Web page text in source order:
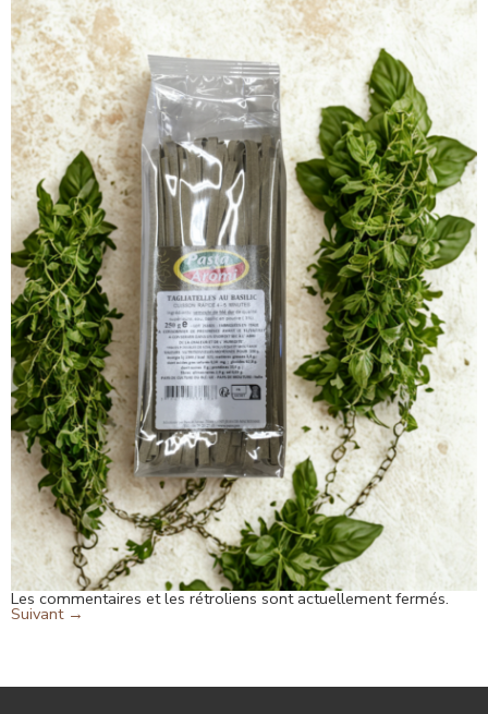
Les commentaires et les rétroliens sont actuellement fermés.
Suivant →